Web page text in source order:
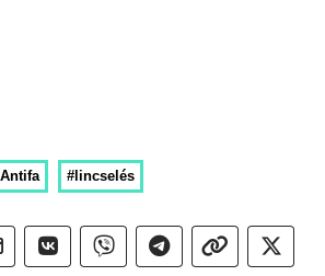
#lincselés